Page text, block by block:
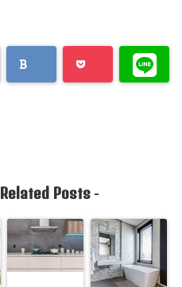
Related Posts-